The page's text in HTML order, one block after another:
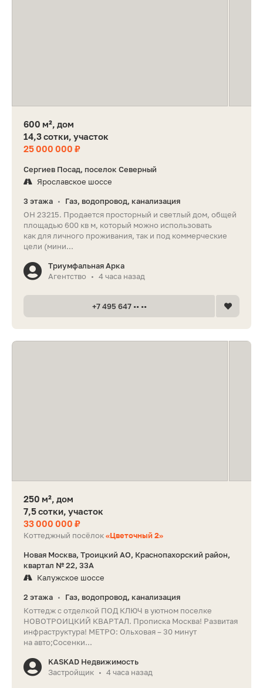
600 м², дом
14,3 сотки, участок
25 000 000 ₽
Сергиев Посад, поселок Северный
Ярославское шоссе
3 этажа •
Газ, водопровод, канализация
ОН 23215. Продается просторный и светлый дом, общей
площадью 600 кв м, который можно использовать
как для личного проживания, так и под коммерческие
цели (мини...
Триумфальная Арка
Агентство
• 4 часа назад
+7 495 647 •• ••
250 м², дом
7,5 сотки, участок
33 000 000 ₽
Коттеджный посёлок«Цветочный 2»
Новая Москва, Троицкий АО, Краснопахорский район,
квартал № 22, 33А
Калужское шоссе
2 этажа •
Газ, водопровод, канализация
Коттедж с отделкой ПОД КЛЮЧ в уютном поселке
НОВОТРОИЦКИЙ КВАРТАЛ. Прописка Москва! Развитая
инфраструктура! МЕТРО: Ольховая – 30 минут
на авто;Сосенки...
KASKAD Недвижимость
Застройщик • 4 часа назад